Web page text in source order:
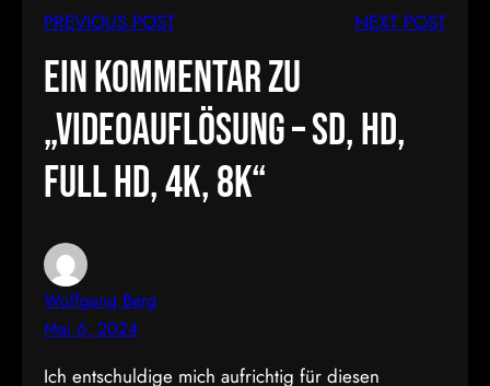
PREVIOUS POST NEXT POST
Ein Kommentar zu
„Videoauflösung – SD, HD,
Full HD, 4k, 8k“
Wolfgang Berg
Mai 6, 2024
Ich entschuldige mich aufrichtig für diesen